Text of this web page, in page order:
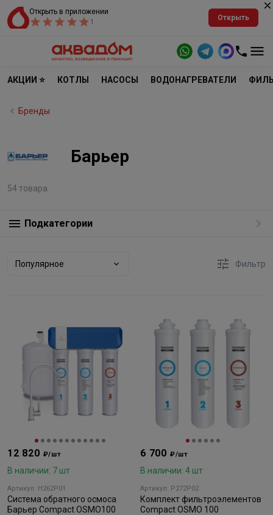
Открыть в приложении
1
Открыть
АКЦИИ ⭐ КОТЛЫ НАСОСЫ ВОДОНАГРЕВАТЕЛИ
Бренды
Барьер
54 товара
Подкатегории
Популярное Фильтр
12 820 ₽/шт
В наличии: 7 шт
Артикул: Н262Р01
Система обратного осмоса
Барьер Compact OSMO100
6 700 ₽/шт
В наличии: 4 шт
Артикул: Р272Р02
Комплект фильтроэлементов
Compact OSMO 100